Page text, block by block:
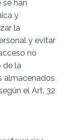
han
y
la
y evitar
no
de la
almacenados
el Art. 32